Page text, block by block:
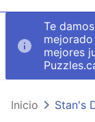
Te
mejores
Inicio Stan's